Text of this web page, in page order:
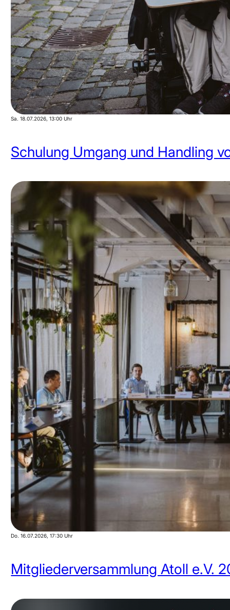
Sa. 18.07.2026, 13:00 Uhr
Schulung Umgang und Handling
Do. 16.07.2026, 17:30 Uhr
Mitgliederversammlung Atoll e.V.